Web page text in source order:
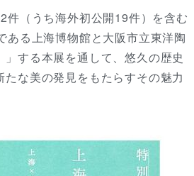
件（うち海外初公開19件）を含む
る上海博物館と大阪市立東洋陶
する本展を通して、悠久の歴史
な美の発見をもたらすその魅力